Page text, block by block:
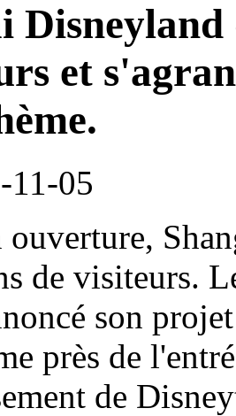
Disneyland
et
11-05
ouverture,
de visiteurs.
son
près de
de